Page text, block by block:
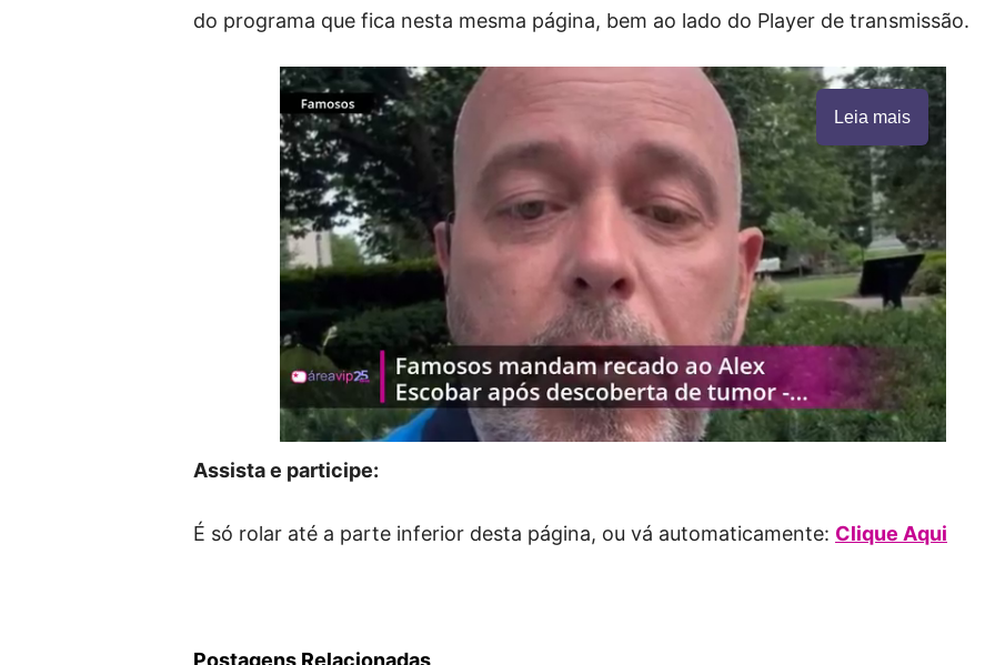
do programa que fica nesta mesma página, bem ao lado do Player de transmissão.
Leia mais
Assista e participe:
É só rolar até a parte inferior desta página, ou vá automaticamente: Clique Aqui
Postagens Relacionadas